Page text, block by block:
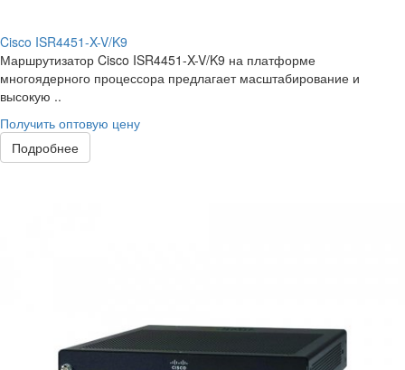
Cisco ISR4451-X-V/K9
Маршрутизатор Cisco ISR4451-X-V/K9 на платформе
многоядерного процессора предлагает масштабирование и
высокую ..
Получить оптовую цену
Подробнее